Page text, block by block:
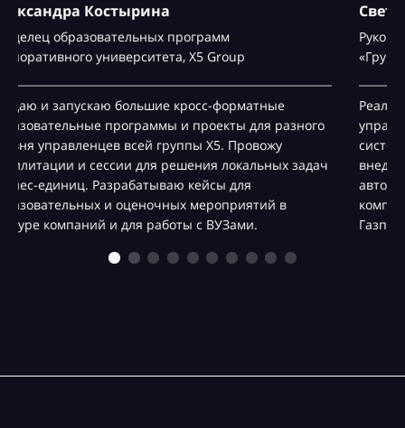
Светлана Старикова
Руководитель департамента развития Талантов,
ПАО
«Группа Черкизово»
Реализовывала организационные трансформации,
управляла затратами, оценкой эффективности HR-
систем и проектов на растущих и падающих рынках,
внедряла современные HR-технологии,
автоматизировала процессы. Работала в крупнейших
компаниях: МТС, Балтика, Carlsberg, Илим, ТПлюс,
Газпром Германия.